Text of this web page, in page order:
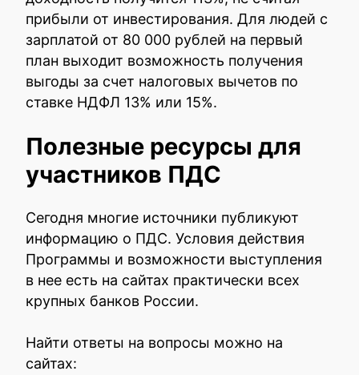
прибыли от инвестирования. Для людей с
зарплатой от 80 000 рублей на первый
план выходит возможность получения
выгоды за счет налоговых вычетов по
ставке НДФЛ 13% или 15%.
Полезные ресурсы для
участников ПДС
Сегодня многие источники публикуют
информацию о ПДС. Условия действия
Программы и возможности выступления
в нее есть на сайтах практически всех
крупных банков России.
Найти ответы на вопросы можно на
сайтах: